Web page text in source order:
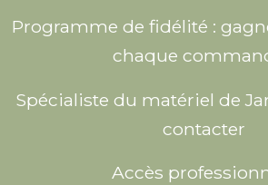
Programme de fidélité :
chaque
Spécialiste du matériel de
contacter
Accès